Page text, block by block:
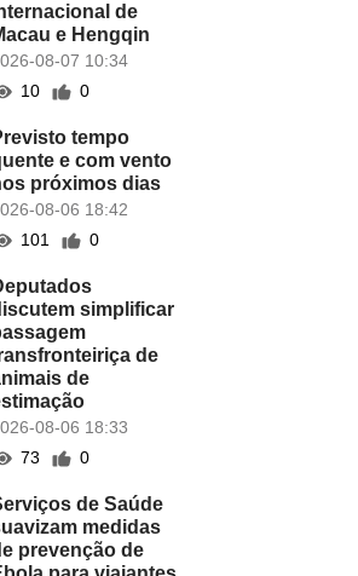
de
e Hengqin
08-07 10:34
10
0
tempo
e com vento
próximos dias
08-06 18:42
101
0
simplificar
de
de
08-06 18:33
73
0
de Saúde
medidas
prevenção de